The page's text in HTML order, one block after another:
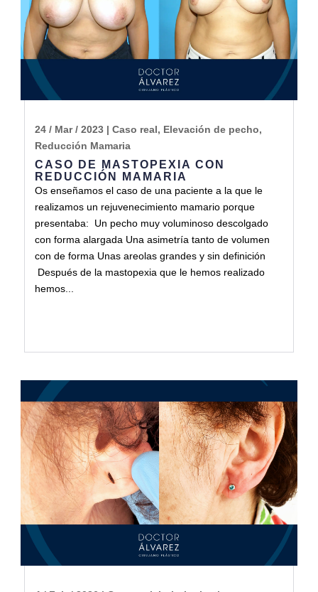
CASO DE MASTOPEXIA CON
REDUCCIÓN MAMARIA
24 / Mar / 2023| Caso real, Elevación de pecho,
Reducción Mamaria
Os enseñamos el caso de una paciente a la que le
realizamos un rejuvenecimiento mamario porque
presentaba: Un pecho muy voluminoso descolgado
con forma alargada Una asimetría tanto de volumen
con de forma Unas areolas grandes y sin definición
Después de la mastopexia que le hemos realizado
hemos...